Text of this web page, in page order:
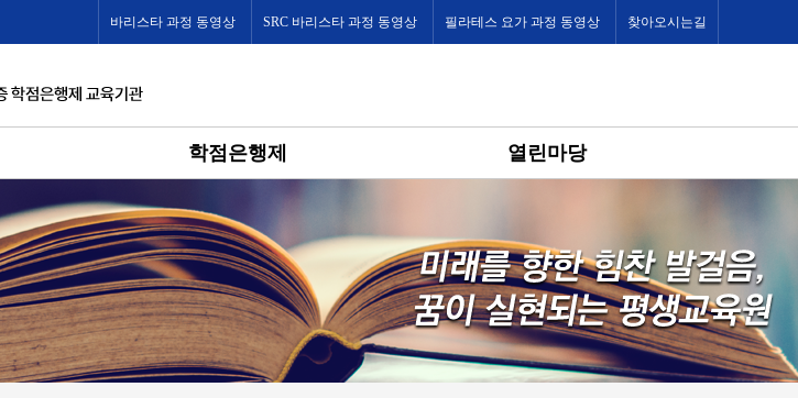
바리스타 과정 동영상 SRC 바리스타 과정 동영상 필라테스 요가 과정 동영상 찾아오시는길
학점은행제 열린마당